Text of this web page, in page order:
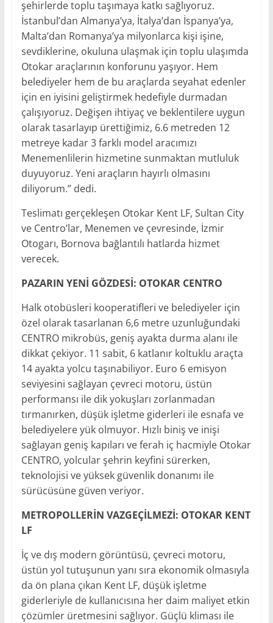
şehirlerde toplu taşımaya katkı sağlıyoruz.
İstanbul’dan Almanya’ya, İtalya’dan İspanya’ya,
Malta’dan Romanya’ya milyonlarca kişi işine,
sevdiklerine, okuluna ulaşmak için toplu ulaşımda
Otokar araçlarının konforunu yaşıyor. Hem
belediyeler hem de bu araçlarda seyahat edenler
için en iyisini geliştirmek hedefiyle durmadan
çalışıyoruz. Değişen ihtiyaç ve beklentilere uygun
olarak tasarlayıp ürettiğimiz, 6.6 metreden 12
metreye kadar 3 farklı model aracımızı
Menemenlilerin hizmetine sunmaktan mutluluk
duyuyoruz. Yeni araçların hayırlı olmasını
diliyorum.” dedi.
Teslimatı gerçekleşen Otokar Kent LF, Sultan City
ve Centro’lar, Menemen ve çevresinde, İzmir
Otogarı, Bornova bağlantılı hatlarda hizmet
verecek.
PAZARIN YENİ GÖZDESİ: OTOKAR CENTRO
Halk otobüsleri kooperatifleri ve belediyeler için
özel olarak tasarlanan 6,6 metre uzunluğundaki
CENTRO mikrobüs, geniş ayakta durma alanı ile
dikkat çekiyor. 11 sabit, 6 katlanır koltuklu araçta
14 ayakta yolcu taşınabiliyor. Euro 6 emisyon
seviyesini sağlayan çevreci motoru, üstün
performansı ile dik yokuşları zorlanmadan
tırmanırken, düşük işletme giderleri ile esnafa ve
belediyelere yük olmuyor. Hızlı biniş ve inişi
sağlayan geniş kapıları ve ferah iç hacmiyle Otokar
CENTRO, yolcular şehrin keyfini sürerken,
teknolojisi ve yüksek güvenlik donanımı ile
sürücüsüne güven veriyor.
METROPOLLERİN VAZGEÇİLMEZİ: OTOKAR KENT
LF
İç ve dış modern görüntüsü, çevreci motoru,
üstün yol tutuşunun yanı sıra ekonomik olmasıyla
da ön plana çıkan Kent LF, düşük işletme
giderleriyle de kullanıcısına her daim maliyet etkin
çözümler üretmesini sağlıyor. Güçlü kliması ile